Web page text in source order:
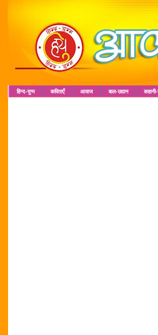
हिन्द-युग्म कविताएँ आवाज बाल-उद्यान